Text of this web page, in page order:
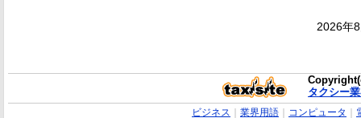
2026年
タクシー
ビジネス 業界用語｜ コンピュータ